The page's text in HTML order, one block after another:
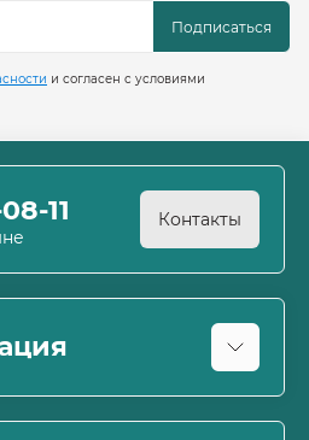
Подписаться
и согласен с условиями
11 Контакты